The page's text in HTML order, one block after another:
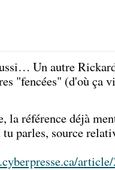
Un autre
"fencées" (d'où ça
la référence déjà
parles, source